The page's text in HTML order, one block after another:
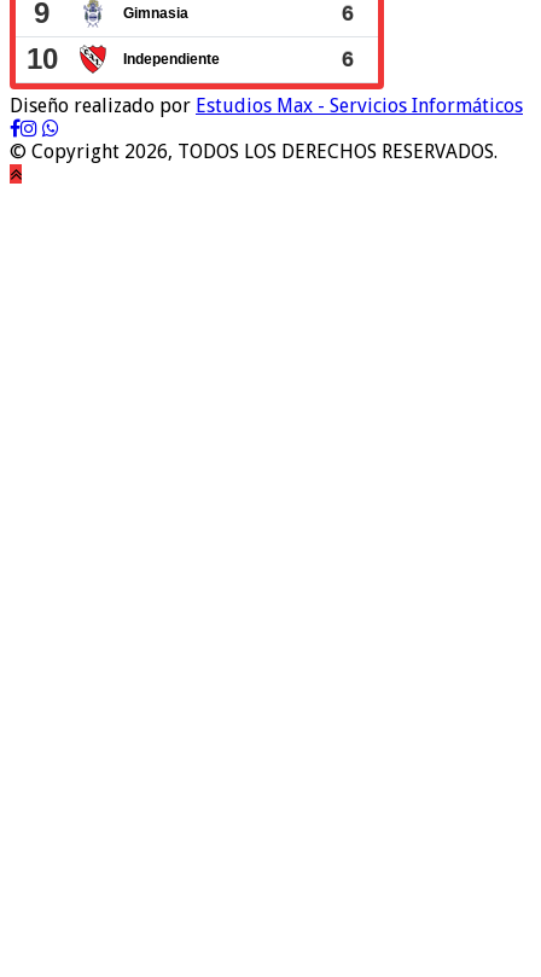
Diseño realizado por Estudios Max - Servicios Informáticos
© Copyright 2026, TODOS LOS DERECHOS RESERVADOS.